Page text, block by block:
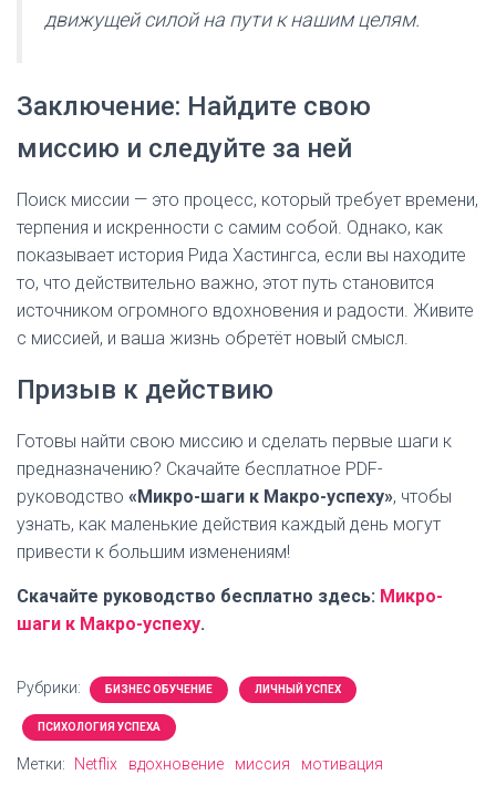
движущей силой на пути к нашим целям.
Заключение: Найдите свою
миссию и следуйте за ней
Поиск миссии — это процесс, который требует времени,
терпения и искренности с самим собой. Однако, как
показывает история Рида Хастингса, если вы находите
то, что действительно важно, этот путь становится
источником огромного вдохновения и радости. Живите
с миссией, и ваша жизнь обретёт новый смысл.
Призыв к действию
Готовы найти свою миссию и сделать первые шаги к
предназначению? Скачайте бесплатное PDF-
руководство «Микро-шаги к Макро-успеху», чтобы
узнать, как маленькие действия каждый день могут
привести к большим изменениям!
Скачайте руководство бесплатно здесь: Микро-
шаги к Макро-успеху.
Рубрики: БИЗНЕС ОБУЧЕНИЕ ЛИЧНЫЙ УСПЕХ
ПСИХОЛОГИЯ УСПЕХА
Метки: Netflix вдохновение миссия
мотивация